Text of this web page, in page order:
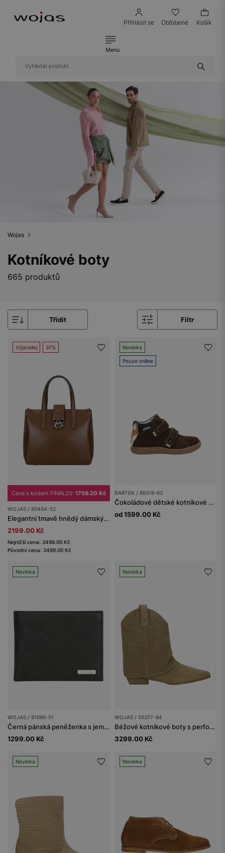
Přihlásit se Obľúbené Košík
Menu
Wojas
Kotníkové boty
665 produktů
Třídit Filtr
Výprodej 37%
Cena s kódem FINAL20: 1759.20 Kč
WOJAS / 80404-52
Elegantní tmavě hnědý dámský kufřík
2199.00 Kč
Nejnižší cena: 3499.00 Kč
Původní cena: 3499.00 Kč
Novinka
Pouze online
BARTEK / 86318-63
Čokoládové dětské kotníkové boty s liškou BARTEK 86318-63
od 1599.00 Kč
Novinka
WOJAS / 91090-51
Černá pánská peněženka s jemným vzorem
1299.00 Kč
Novinka
WOJAS / 55377-64
Béžové kotníkové boty s perforovaným svrškem
3299.00 Kč
Novinka Novinka